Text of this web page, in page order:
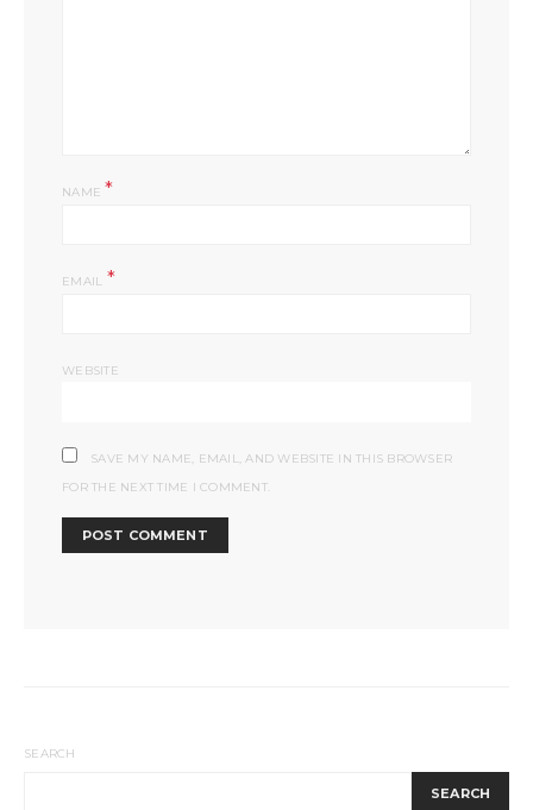
NAME *
EMAIL *
WEBSITE
SAVE MY NAME, EMAIL, AND WEBSITE IN THIS BROWSER
FOR THE NEXT TIME I COMMENT.
SEARCH
SEARCH